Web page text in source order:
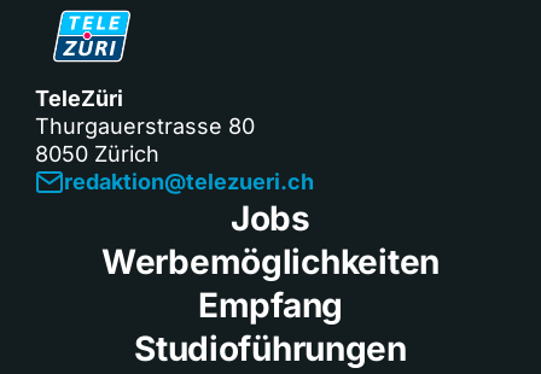
TeleZüri
Thurgauerstrasse 80
8050 Zürich
redaktion@telezueri.ch
Jobs
Werbemöglichkeiten
Empfang
Studioführungen